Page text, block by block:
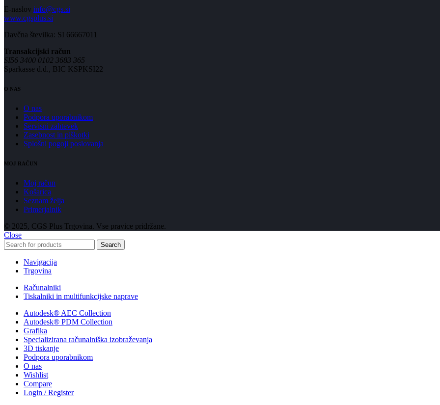
E-naslov info@cgs.si
www.cgsplus.si
Davčna številka: SI 66667011
Transakcijski račun
SI56 3400 0102 3683 365
Sparkasse d.d., BIC KSPKSI22
O NAS
O nas
Podpora uporabnikom
Servisni zahtevek
Zasebnost in piškotki
Splošni pogoji poslovanja
MOJ RAČUN
Moj račun
Košarica
Seznam želja
Primerjalnik
© 2025, CGS Plus Trgovina. Vse pravice pridržane.
Close
Search
Navigacija
Trgovina
Računalniki
Tiskalniki in multifunkcijske naprave
Autodesk® AEC Collection
Autodesk® PDM Collection
Grafika
Specializirana računalniška izobraževanja
3D tiskanje
Podpora uporabnikom
O nas
Wishlist
Compare
Login / Register